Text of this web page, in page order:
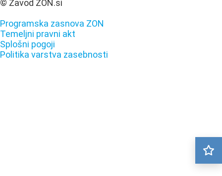
© Zavod ZON.si
Programska zasnova ZON
Temeljni pravni akt
Splošni pogoji
Politika varstva zasebnosti